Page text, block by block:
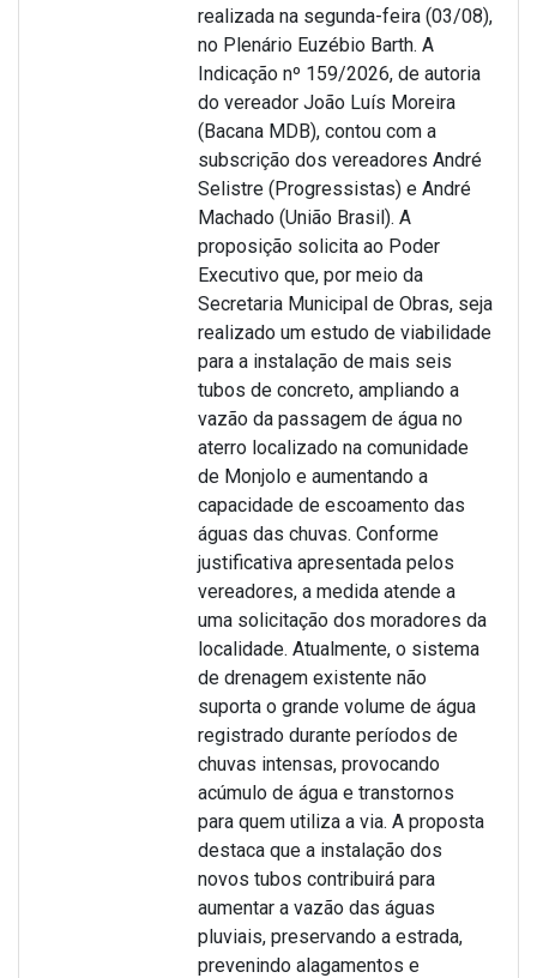
realizada na segunda-feira (03/08),
no Plenário Euzébio Barth. A
Indicação nº 159/2026, de autoria
do vereador João Luís Moreira
(Bacana MDB), contou com a
subscrição dos vereadores André
Selistre (Progressistas) e André
Machado (União Brasil). A
proposição solicita ao Poder
Executivo que, por meio da
Secretaria Municipal de Obras, seja
realizado um estudo de viabilidade
para a instalação de mais seis
tubos de concreto, ampliando a
vazão da passagem de água no
aterro localizado na comunidade
de Monjolo e aumentando a
capacidade de escoamento das
águas das chuvas. Conforme
justificativa apresentada pelos
vereadores, a medida atende a
uma solicitação dos moradores da
localidade. Atualmente, o sistema
de drenagem existente não
suporta o grande volume de água
registrado durante períodos de
chuvas intensas, provocando
acúmulo de água e transtornos
para quem utiliza a via. A proposta
destaca que a instalação dos
novos tubos contribuirá para
aumentar a vazão das águas
pluviais, preservando a estrada,
prevenindo alagamentos e